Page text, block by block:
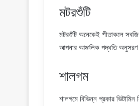
মটরশুঁটি
মটরশুঁটি অনেকেই শীতাকলে
আপনার আঞ্চলিক পদ্ধতি অনুসরণ
শালগম
শালগমে বিভিন্ন প্রকার